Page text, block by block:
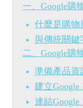
一、Google購
什麼是購物
與傳統關鍵
二、Google購
準備產品資
建立Google
連結Google